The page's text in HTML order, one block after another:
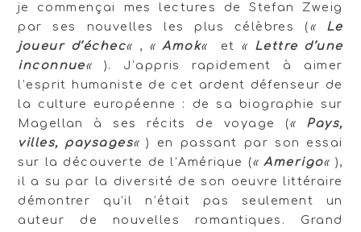
je commençai mes lectures de Stefan Zweig
par ses nouvelles les plus célèbres (« Le
joueur d’échec« , «Amok« et « Lettre d’une
inconnue« ). J’appris rapidement à aimer
l’esprit humaniste de cet ardent défenseur de
la culture européenne : de sa biographie sur
Magellan à ses récits de voyage (« Pays,
villes, paysages«) en passant par son essai
sur la découverte de l’Amérique («Amerigo« ),
il a su par la diversité de son oeuvre littéraire
démontrer qu’il n’était pas seulement un
auteur de nouvelles romantiques. Grand